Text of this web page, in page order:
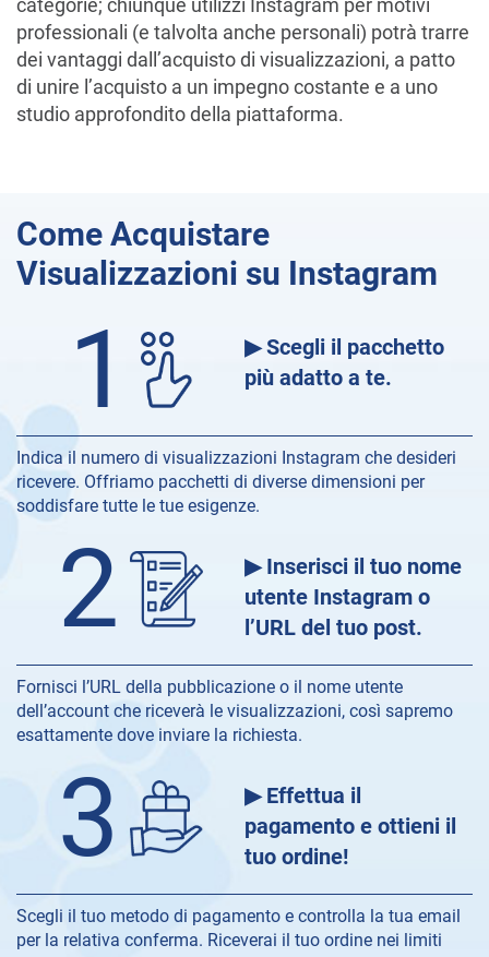
categorie; chiunque utilizzi Instagram per motivi
professionali (e talvolta anche personali) potrà trarre
dei vantaggi dall’acquisto di visualizzazioni, a patto
di unire l’acquisto a un impegno costante e a uno
studio approfondito della piattaforma.
Come Acquistare
Visualizzazioni su Instagram
1
▶ Scegli il pacchetto
più adatto a te.
Indica il numero di visualizzazioni Instagram che desideri
ricevere. Offriamo pacchetti di diverse dimensioni per
soddisfare tutte le tue esigenze.
2
▶ Inserisci il tuo nome
utente Instagram o
l’URL del tuo post.
Fornisci l’URL della pubblicazione o il nome utente
dell’account che riceverà le visualizzazioni, così sapremo
esattamente dove inviare la richiesta.
3
▶ Effettua il
pagamento e ottieni il
tuo ordine!
Scegli il tuo metodo di pagamento e controlla la tua email
per la relativa conferma. Riceverai il tuo ordine nei limiti